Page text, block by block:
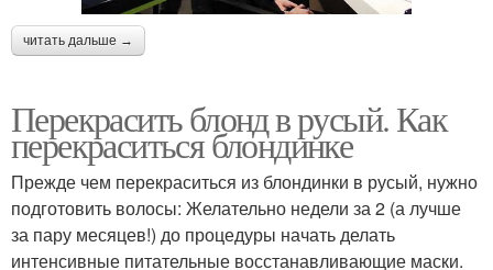
читать дальше →
Перекрасить блонд в русый. Как
перекраситься блондинке
Прежде чем перекраситься из блондинки в русый, нужно
подготовить волосы: Желательно недели за 2 (а лучше
за пару месяцев!) до процедуры начать делать
интенсивные питательные восстанавливающие маски.